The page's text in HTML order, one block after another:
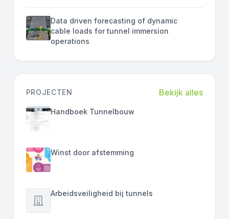
Data driven forecasting of dynamic
cable loads for tunnel immersion
operations
PROJECTEN Bekijk alles
Handboek Tunnelbouw
Winst door afstemming
Arbeidsveiligheid bij tunnels